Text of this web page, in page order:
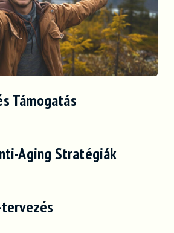
Támogatás
Aging Stratégiák